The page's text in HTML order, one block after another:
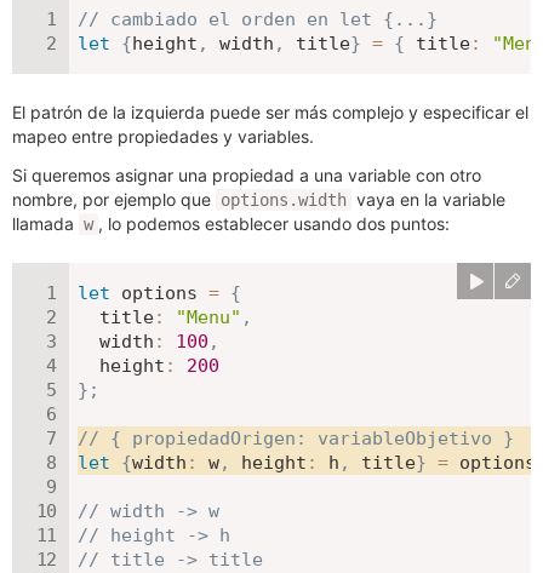
// cambiado el orden en let {...}
let
{height , width , title} = { title:
El patrón de la izquierda puede ser más complejo y especificar el
mapeo entre propiedades y variables.
Si queremos asignar una propiedad a una variable con otro
nombre, por ejemplo que options.width vaya en la variable
llamada w , lo podemos establecer usando dos puntos:
let options = {
title: "Menu" ,
width : 100 ,
height :
200
} ;
// { propiedadOrigen: variableObjetivo }
let
{width : w, height : h , title} = options
// width -> w
// height -> h
// title -> title